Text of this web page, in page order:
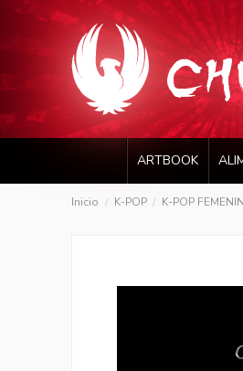
ARTBOOK
Inicio K-POP K-POP